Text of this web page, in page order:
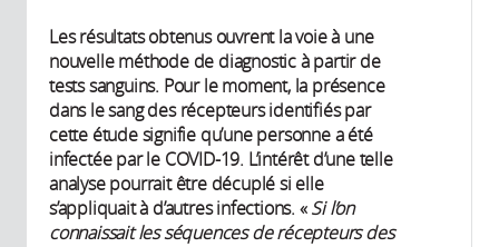
Les résultats obtenus ouvrent la voie à une
nouvelle méthode de diagnostic à partir de
tests sanguins. Pour le moment, la présence
dans le sang des récepteurs identifiés par
cette étude signifie qu’une personne a été
infectée par le COVID-19. L’intérêt d’une telle
analyse pourrait être décuplé si elle
s’appliquait à d’autres infections. «Si l’on
connaissait les séquences de récepteurs des